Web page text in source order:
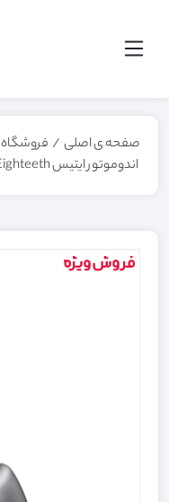
صفحه ی اصلی / فروشگاه
اندوموتور ایتیس E-value Eighteeth